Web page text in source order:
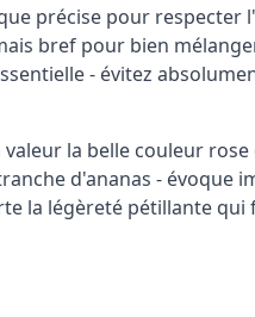
précise pour respecter
bref pour bien
- évitez
la belle couleur
d'ananas - évoque
la légèreté pétillante qui